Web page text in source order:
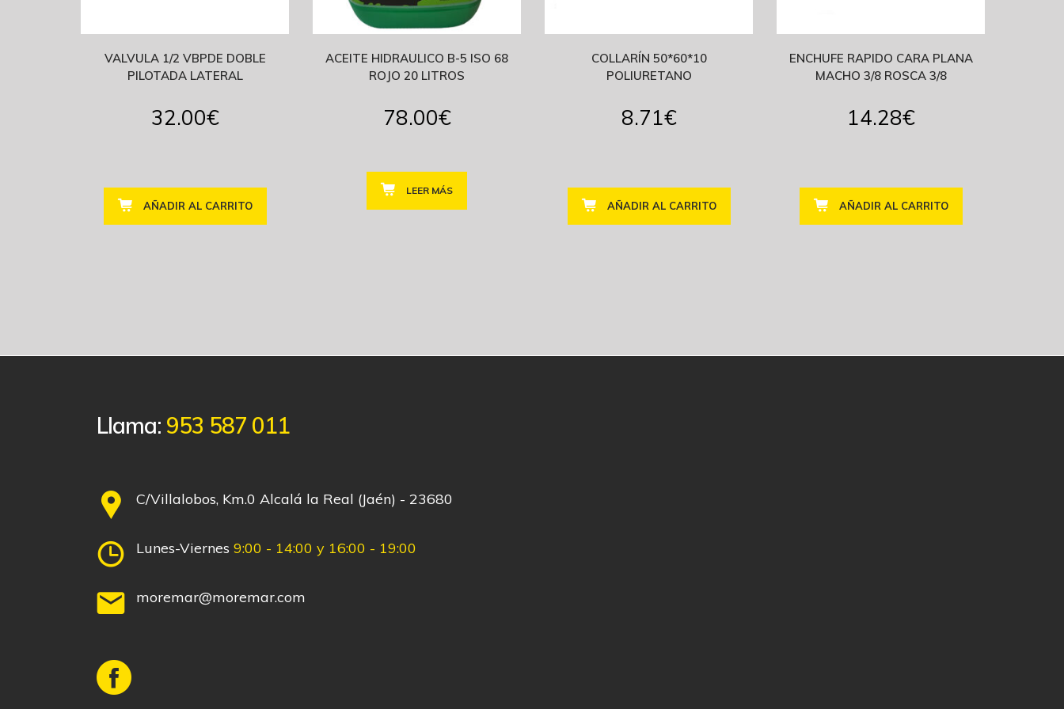
VALVULA 1/2 VBPDE DOBLE
PILOTADA LATERAL
32.00€
AÑADIR AL CARRITO
ACEITE HIDRAULICO B-5 ISO 68
ROJO 20 LITROS
78.00€
LEER MÁS
COLLARÍN 50*60*10
POLIURETANO
8.71€
AÑADIR AL CARRITO
ENCHUFE RAPIDO CARA PLANA
MACHO 3/8 ROSCA 3/8
14.28€
AÑADIR AL CARRITO
Llama: 953 587 011
C/Villalobos, Km.0 Alcalá la Real (Jaén) - 23680
Lunes-Viernes 9:00 - 14:00 y 16:00 - 19:00
moremar@moremar.com